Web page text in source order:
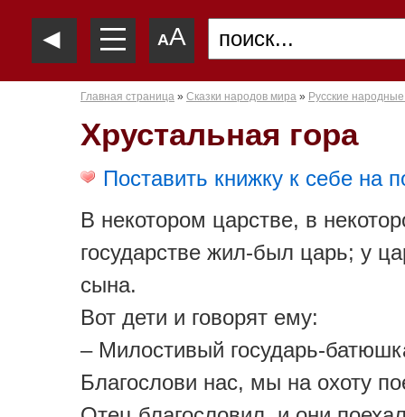
◄ —
—
— AA
Главная страница » Сказки народов мира » Русские народные
Хрустальная гора
Поставить книжку к себе на
В некотором царстве, в
государстве жил-был царь; у
сына.
Вот дети и говорят ему:
– Милостивый государь-
Благослови нас, мы на охоту